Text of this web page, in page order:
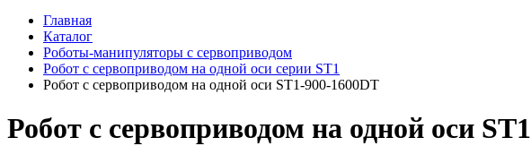
Главная
Каталог
Роботы-манипуляторы с сервоприводом
Робот с сервоприводом на одной оси серии ST1
Робот с сервоприводом на одной оси ST1-900-1600DT
Робот с сервоприводом на одной оси